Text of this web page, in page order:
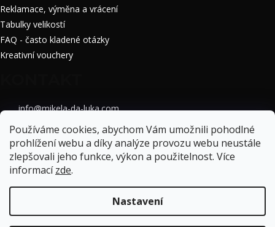
Používáme cookies, abychom Vám umožnili pohodlné
prohlížení webu a díky analýze provozu webu neustále
zlepšovali jeho funkce, výkon a použitelnost. Více
informacízde.
Nastavení
Reklamace, výměna a vrácení
Tabulky velikostí
FAQ - často kladené otázky
Kreativní vouchery
info@mikela-da-luka.com
Mikela da Luka
mikela_da_luka
Vytvořil Shoptet